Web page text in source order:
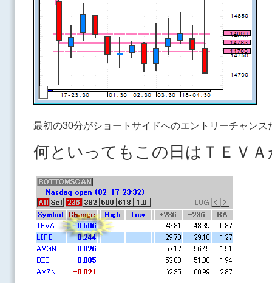
最初の30分がショートサイドへのエントリーチャン
何といってもこの日はＴＥＶ